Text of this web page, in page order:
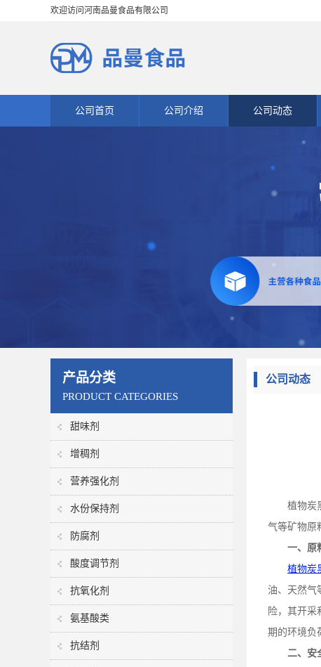
欢迎访问河南品曼食品有限公司
公司首页 公司介绍 公司动态
产品分类
PRODUCT CATEGORIES
甜味剂
增稠剂
营养强化剂
水份保持剂
防腐剂
酸度调节剂
抗氧化剂
氨基酸类
抗结剂
公司动态
植物炭
气等矿物原
一、原
植物炭
油、天然气
险，其开采
期的环境负
二、安